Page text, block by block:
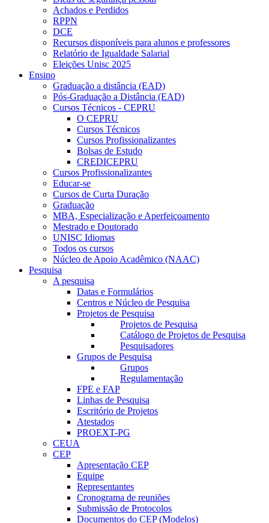
Achados e Perdidos
RPPN
DCE
Recursos disponíveis para alunos e professores
Relatório de Igualdade Salarial
Eleições Unisc 2025
Ensino
Graduação a distância (EAD)
Pós-Graduação a Distância (EAD)
Cursos Técnicos - CEPRU
O CEPRU
Cursos Técnicos
Cursos Profissionalizantes
Bolsas de Estudo
CREDICEPRU
Cursos Profissionalizantes
Educar-se
Cursos de Curta Duração
Graduação
MBA, Especialização e Aperfeiçoamento
Mestrado e Doutorado
UNISC Idiomas
Todos os cursos
Núcleo de Apoio Acadêmico (NAAC)
Pesquisa
A pesquisa
Datas e Formulários
Centros e Núcleo de Pesquisa
Projetos de Pesquisa
Projetos de Pesquisa
Catálogo de Projetos de Pesquisa
Pesquisadores
Grupos de Pesquisa
Grupos
Regulamentação
FPE e FAP
Linhas de Pesquisa
Escritório de Projetos
Atestados
PROEXT-PG
CEUA
CEP
Apresentação CEP
Equipe
Representantes
Cronograma de reuniões
Submissão de Protocolos
Documentos do CEP (Modelos)